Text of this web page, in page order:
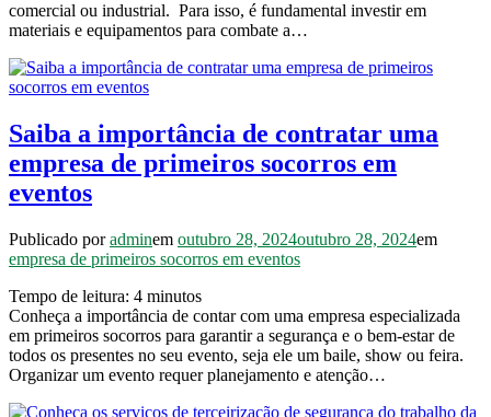
comercial ou industrial. Para isso, é fundamental investir em
materiais e equipamentos para combate a…
Saiba a importância de contratar uma
empresa de primeiros socorros em
eventos
Publicado poradminem outubro 28, 2024outubro 28, 2024em
empresa de primeiros socorros em eventos
Tempo de leitura: 4 minutos
Conheça a importância de contar com uma empresa especializada
em primeiros socorros para garantir a segurança e o bem-estar de
todos os presentes no seu evento, seja ele um baile, show ou feira.
Organizar um evento requer planejamento e atenção…